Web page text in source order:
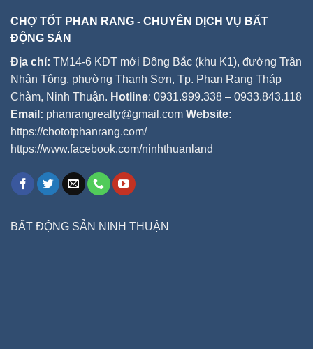
CHỢ TỐT PHAN RANG - CHUYÊN DỊCH VỤ BẤT
ĐỘNG SẢN
Địa chỉ: TM14-6 KĐT mới Đông Bắc (khu K1), đường Trần
Nhân Tông, phường Thanh Sơn, Tp. Phan Rang Tháp
Chàm, Ninh Thuận. Hotline: 0931.999.338 – 0933.843.118
Email: phanrangrealty@gmail.com Website:
https://chototphanrang.com/
https://www.facebook.com/ninhthuanland
BẤT ĐỘNG SẢN NINH THUẬN